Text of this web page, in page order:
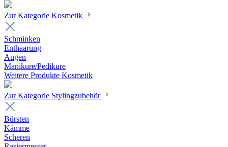
Zur Kategorie Kosmetik
Schminken
Enthaarung
Augen
Manikure/Pedikure
Weitere Produkte Kosmetik
Zur Kategorie Stylingzubehör
Bürsten
Kämme
Scheren